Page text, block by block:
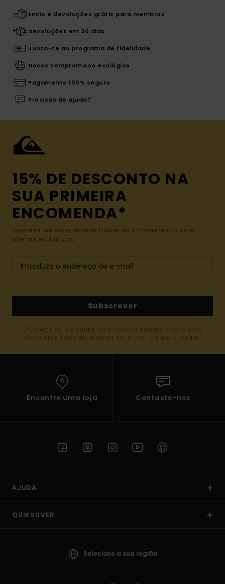
Envio e devoluções grátis para membros
Devoluções em 30 dias
Junta-te ao programa de fidelidade
Nosso compromisso ecológico
Pagamento 100% seguro
Precisas de ajuda?
15% DE DESCONTO NA
SUA PRIMEIRA
ENCOMENDA*
Inscreva-se para receber todas as últimas notícias e
ofertas exclusivas.
Subscrever
(*) Oferta válida online para novos membros - Condições
completas estão disponíveis em e-mail de boas-vindas
Encontre uma loja Contacte-nos
AJUDA
QUIKSILVER
Selecione a sua região